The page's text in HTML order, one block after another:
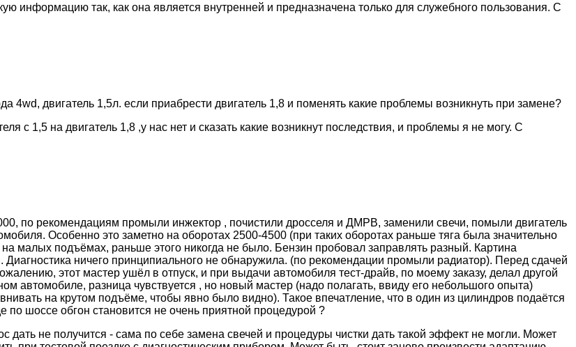
информацию так, как она является внутренней и предназначена только для служебного пользования. С
4wd, двигатель 1,5л. если приабрести двигатель 1,8 и поменять какие проблемы возникнуть при замене?
с 1,5 на двигатель 1,8 ,у нас нет и сказать какие возникнут последствия, и проблемы я не могу. С
по рекомендациям промыли инжектор , почистили дросселя и ДМРВ, заменили свечи, помыли двигатель
Особенно это заметно на оборотах 2500-4500 (при таких оборотах раньше тяга была значительно
малых подъёмах, раньше этого никогда не было. Бензин пробовал заправлять разный. Картина
ничего принципиального не обнаружила. (по рекомендации промыли радиатор). Перед сдачей
этот мастер ушёл в отпуск, и при выдачи автомобиля тест-драйв, по моему заказу, делал другой
автомобиле, разница чувствуется , но новый мастер (надо полагать, ввиду его небольшого опыта)
на крутом подъёме, чтобы явно было видно). Такое впечатление, что в один из цилиндров подаётся
по шоссе обгон становится не очень приятной процедурой ?
не получится - сама по себе замена свечей и процедуры чистки дать такой эффект не могли. Может